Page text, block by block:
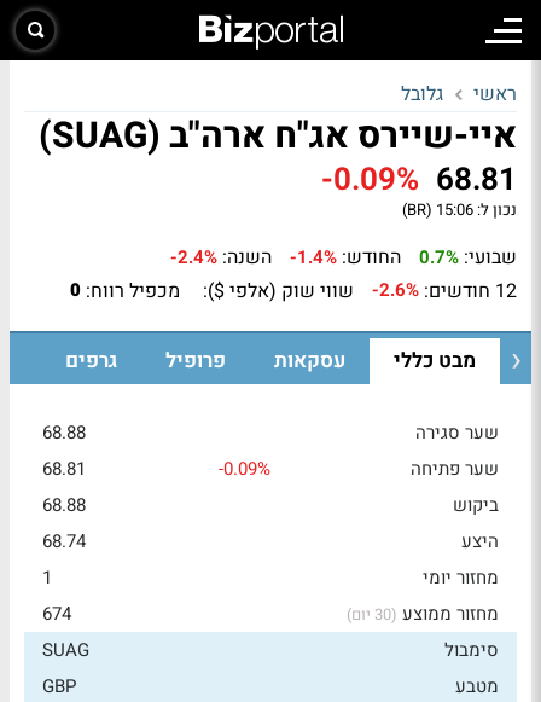
ראשי גלובל
איי-שיירס אג"ח ארה"ב (SUAG)
68.81
-0.09%
נכון ל: 15:06 (BR)
שבועי: 0.7% החודש: -1.4% השנה: -2.4%
12 חודשים: -2.6% שווי שוק (אלפי $): מכפיל רווח: 0
מבט כללי עסקאות פרופיל גרפים
שער סגירה
68.88
שער פתיחה
-0.09%
68.81
ביקוש
68.88
היצע
68.74
מחזור יומי
1
מחזור ממוצע (30 יום)
674
סימבול
SUAG
מטבע
GBP